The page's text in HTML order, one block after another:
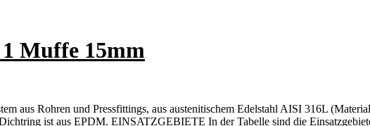
Muffe 15mm
aus Rohren und Pressfittings, aus austenitischem Edelstahl AISI 316L
ist aus EPDM. EINSATZGEBIETE In der Tabelle sind die